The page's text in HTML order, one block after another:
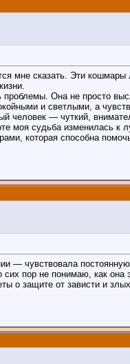
мне сказать. Эти
Она не просто
и светлыми, а
— чуткий,
моя судьба изменилась к
которая способна
— чувствовала
пор не понимаю, как
о защите от зависти и